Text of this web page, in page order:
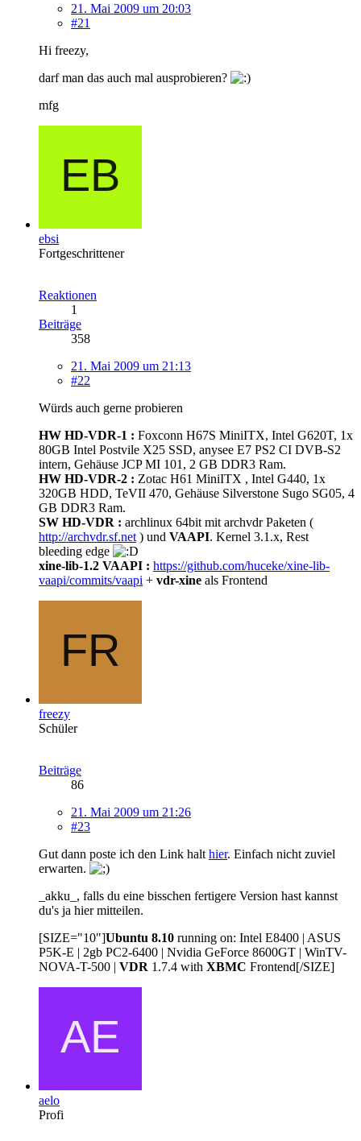
21. Mai 2009 um 20:03
#21
Hi freezy,
darf man das auch mal ausprobieren?
mfg
ebsi
Fortgeschrittener
Reaktionen
1
Beiträge
358
21. Mai 2009 um 21:13
#22
Würds auch gerne probieren
HW HD-VDR-1 : Foxconn H67S MiniITX, Intel G620T, 1x
80GB Intel Postvile X25 SSD, anysee E7 PS2 CI DVB-S2
intern, Gehäuse JCP MI 101, 2 GB DDR3 Ram.
HW HD-VDR-2 : Zotac H61 MiniITX , Intel G440, 1x
320GB HDD, TeVII 470, Gehäuse Silverstone Sugo SG05, 4
GB DDR3 Ram.
SW HD-VDR : archlinux 64bit mit archvdr Paketen (
http://archvdr.sf.net ) und VAAPI. Kernel 3.1.x, Rest
bleeding edge
xine-lib-1.2 VAAPI : https://github.com/huceke/xine-lib-
vaapi/commits/vaapi + vdr-xine als Frontend
freezy
Schüler
Beiträge
86
21. Mai 2009 um 21:26
#23
Gut dann poste ich den Link halt hier. Einfach nicht zuviel
erwarten.
_akku_, falls du eine bisschen fertigere Version hast kannst
du's ja hier mitteilen.
[SIZE="10"]Ubuntu 8.10 running on: Intel E8400 | ASUS
P5K-E | 2gb PC2-6400 | Nvidia GeForce 8600GT | WinTV-
NOVA-T-500 | VDR 1.7.4 with XBMC Frontend[/SIZE]
aelo
Profi